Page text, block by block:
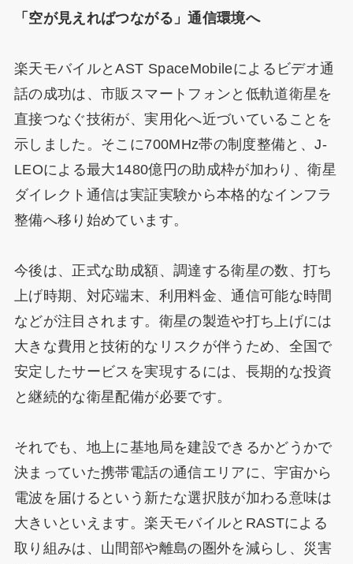
「空が見えればつながる」通信環境へ
楽天モバイルとAST SpaceMobileによるビデオ通
話の成功は、市販スマートフォンと低軌道衛星を
直接つなぐ技術が、実用化へ近づいていることを
示しました。そこに700MHz帯の制度整備と、J-
LEOによる最大1480億円の助成枠が加わり、衛星
ダイレクト通信は実証実験から本格的なインフラ
整備へ移り始めています。
今後は、正式な助成額、調達する衛星の数、打ち
上げ時期、対応端末、利用料金、通信可能な時間
などが注目されます。衛星の製造や打ち上げには
大きな費用と技術的なリスクが伴うため、全国で
安定したサービスを実現するには、長期的な投資
と継続的な衛星配備が必要です。
それでも、地上に基地局を建設できるかどうかで
決まっていた携帯電話の通信エリアに、宇宙から
電波を届けるという新たな選択肢が加わる意味は
大きいといえます。楽天モバイルとRASTによる
取り組みは、山間部や離島の圏外を減らし、災害